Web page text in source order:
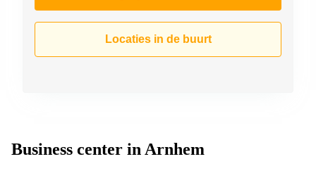
Locaties in de buurt
Business center in Arnhem